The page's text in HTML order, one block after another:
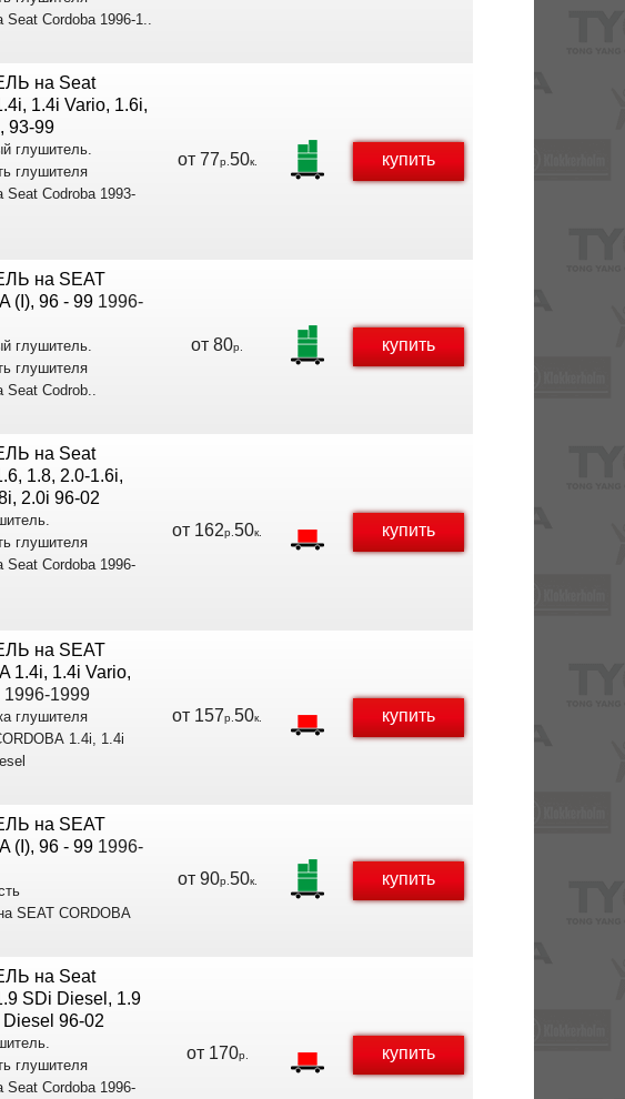
Seat Cordoba 1996-1..
на Seat
1.4i Vario, 1.6i,
93-99
глушитель.
глушителя
Seat Codroba 1993-
от 77р. 50к. купить
на SEAT
(I), 96 - 99 1996-
глушитель.
глушителя
Seat Codrob..
от 80р. купить
на Seat
1.8, 2.0-1.6i,
2.0i 96-02
глушителя
Seat Cordoba 1996-
от 162р. 50к. купить
на SEAT
1.4i, 1.4i Vario,
1996-1999
глушителя
1.4i, 1.4i
от 157р. 50к. купить
на SEAT
(I), 96 - 99 1996-
SEAT CORDOBA
от 90р. 50к. купить
на Seat
SDi Diesel, 1.9
96-02
глушителя
Seat Cordoba 1996-
от 170р. купить